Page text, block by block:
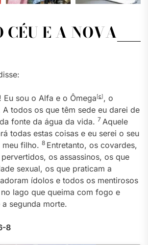
CÉU E A NOVA
sou o Alfa e o Ômega[c], o
todos os que têm sede eu darei de
fonte da água da vida. 7 Aquele
todas estas coisas e eu serei o seu
meu filho. 8 Entretanto, os covardes,
os assassinos, os que
sexual, os que praticam a
ídolos e todos os mentirosos
lago que queima com fogo e
segunda morte.
8